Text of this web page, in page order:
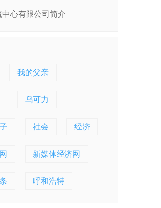
心有限公司简介
我的父亲
乌可力
社会 经济
新媒体经济网
呼和浩特